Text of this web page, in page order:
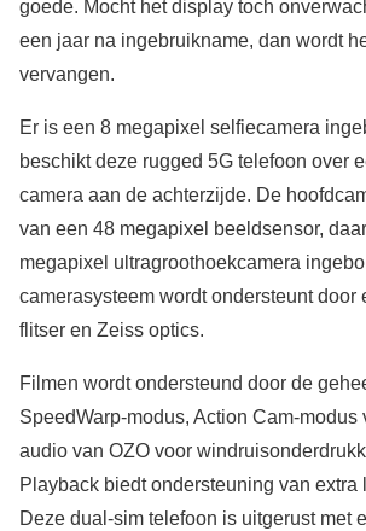
goede. Mocht het display toch
een jaar na ingebruikname, dan wordt
vervangen.
Er is een 8 megapixel selfiecamera
beschikt deze rugged 5G telefoon over
camera aan de achterzijde. De
van een 48 megapixel beeldsensor,
megapixel ultragroothoekcamera
camerasysteem wordt ondersteunt door
flitser en Zeiss optics.
Filmen wordt ondersteund door de
SpeedWarp-modus, Action Cam-modus
audio van OZO voor
Playback biedt ondersteuning van extra
Deze dual-sim telefoon is uitgerust met